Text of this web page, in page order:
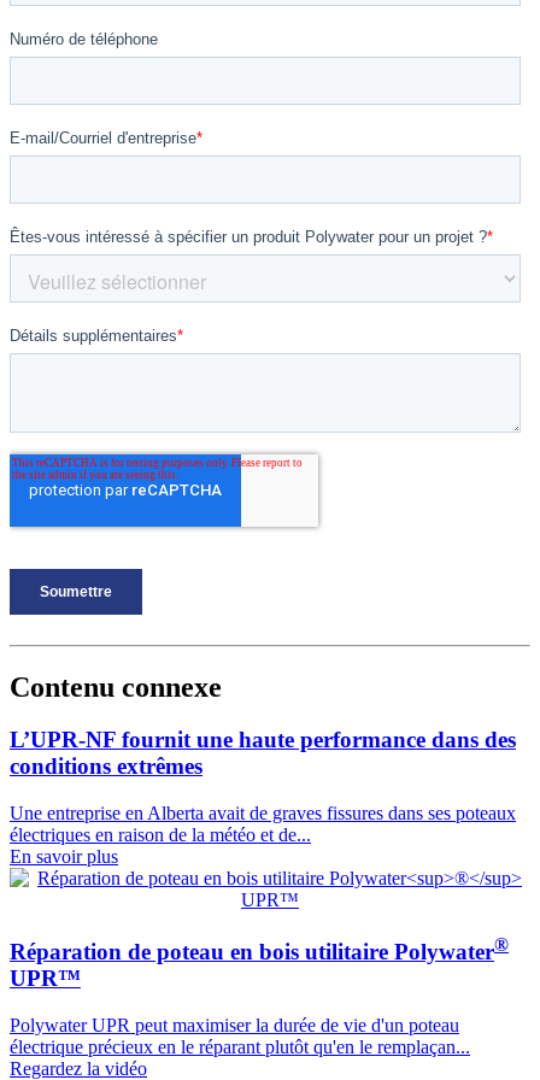
Contenu connexe
L’UPR-NF fournit une haute performance dans des
conditions extrêmes
Une entreprise en Alberta avait de graves fissures dans ses poteaux
électriques en raison de la météo et de...
En savoir plus
Réparation de poteau en bois utilitaire Polywater®
UPR™
Polywater UPR peut maximiser la durée de vie d'un poteau
électrique précieux en le réparant plutôt qu'en le remplaçan...
Regardez la vidéo